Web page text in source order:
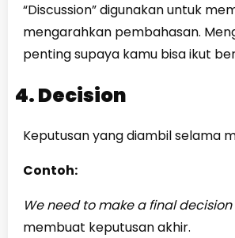
“Discussion” digunakan untuk
mengarahkan pembahasan.
penting supaya kamu bisa ikut
4. Decision
Keputusan yang diambil selama
Contoh:
We need to make a final decision
membuat keputusan akhir.